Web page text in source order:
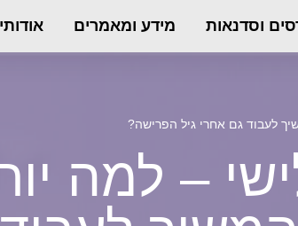
וסדנאות מידע ומאמרים
לעבוד גם אחרי גיל הפרישה?
– למה